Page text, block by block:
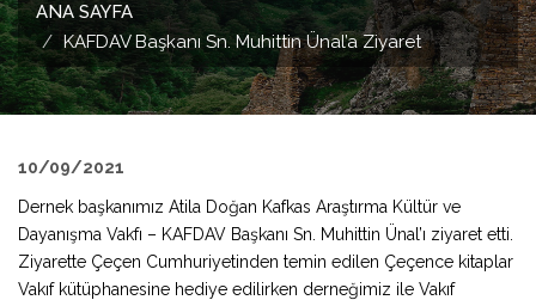
ANA SAYFA
KAFDAV Başkanı Sn. Muhittin Ünal’a Ziyaret
10/09/2021
Dernek başkanımız Atila Doğan Kafkas Araştırma Kültür ve
Dayanışma Vakfı – KAFDAV Başkanı Sn. Muhittin Ünal’ı ziyaret etti.
Ziyarette Çeçen Cumhuriyetinden temin edilen Çeçence kitaplar
Vakıf kütüphanesine hediye edilirken derneğimiz ile Vakıf